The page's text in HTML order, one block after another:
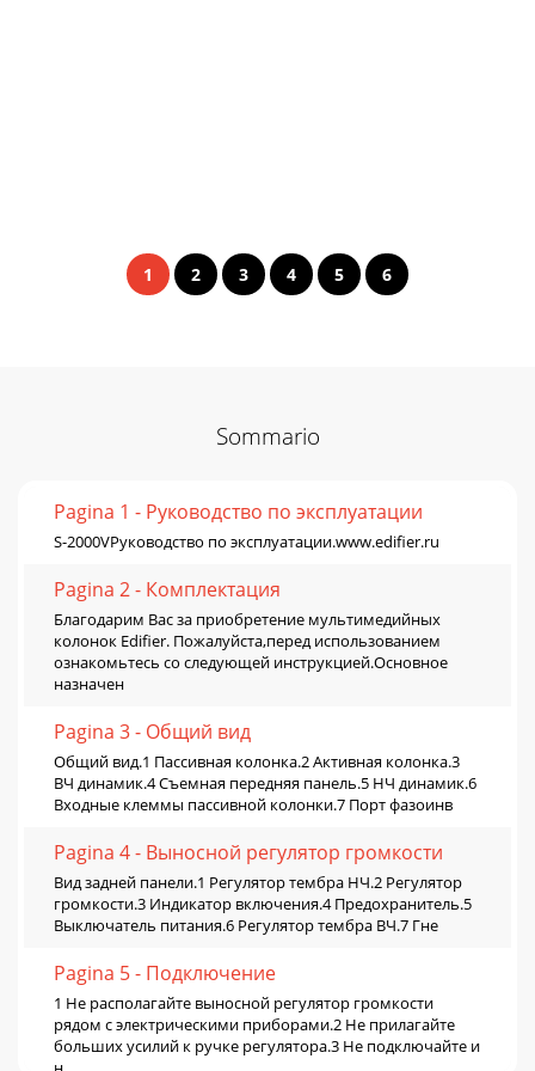
1 2 3 4 5 6
Sommario
Pagina 1 - Руководство по эксплуатации
S-2000VРуководство по эксплуатации.www.edifier.ru
Pagina 2 - Комплектация
Благодарим Вас за приобретение мультимедийных
колонок Edifier. Пожалуйста,перед использованием
ознакомьтесь со следующей инструкцией.Основное
назначен
Pagina 3 - Общий вид
Общий вид.1 Пассивная колонка.2 Активная колонка.3
ВЧ динамик.4 Съемная передняя панель.5 НЧ динамик.6
Входные клеммы пассивной колонки.7 Порт фазоинв
Pagina 4 - Выносной регулятор громкости
Вид задней панели.1 Регулятор тембра НЧ.2 Регулятор
громкости.3 Индикатор включения.4 Предохранитель.5
Выключатель питания.6 Регулятор тембра ВЧ.7 Гне
Pagina 5 - Подключение
1 Не располагайте выносной регулятор громкости
рядом с электрическими приборами.2 Не прилагайте
больших усилий к ручке регулятора.3 Не подключайте и